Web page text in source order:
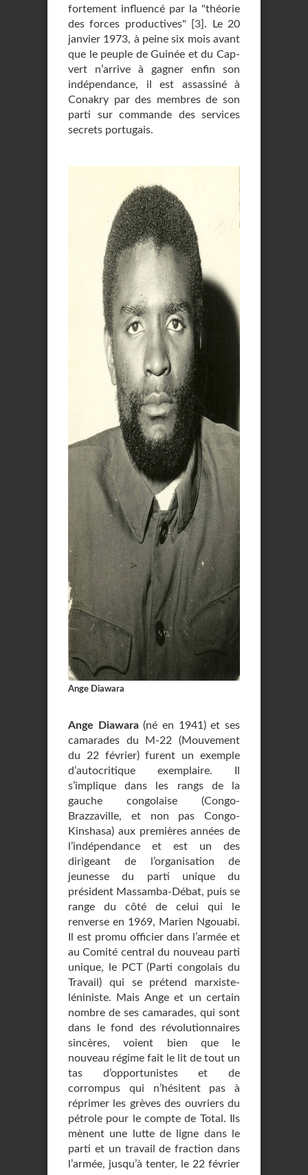
fortement influencé par la "théorie
des forces productives" [3] . Le 20
janvier 1973, à peine six mois avant
que le peuple de Guinée et du Cap-
vert n’arrive à gagner enfin son
indépendance, il est assassiné à
Conakry par des membres de son
parti sur commande des services
secrets portugais.
Ange Diawara
Ange Diawara(né en 1941) et ses
camarades du M-22 (Mouvement
du 22 février) furent un exemple
d’autocritique exemplaire. Il
s’implique dans les rangs de la
gauche congolaise (Congo-
Brazzaville, et non pas Congo-
Kinshasa) aux premières années de
l’indépendance et est un des
dirigeant de l’organisation de
jeunesse du parti unique du
président Massamba-Débat, puis se
range du côté de celui qui le
renverse en 1969, Marien Ngouabi.
Il est promu officier dans l’armée et
au Comité central du nouveau parti
unique, le PCT (Parti congolais du
Travail) qui se prétend marxiste-
léniniste. Mais Ange et un certain
nombre de ses camarades, qui sont
dans le fond des révolutionnaires
sincères, voient bien que le
nouveau régime fait le lit de tout un
tas d’opportunistes et de
corrompus qui n’hésitent pas à
réprimer les grèves des ouvriers du
pétrole pour le compte de Total. Ils
mènent une lutte de ligne dans le
parti et un travail de fraction dans
l’armée, jusqu’à tenter, le 22 février